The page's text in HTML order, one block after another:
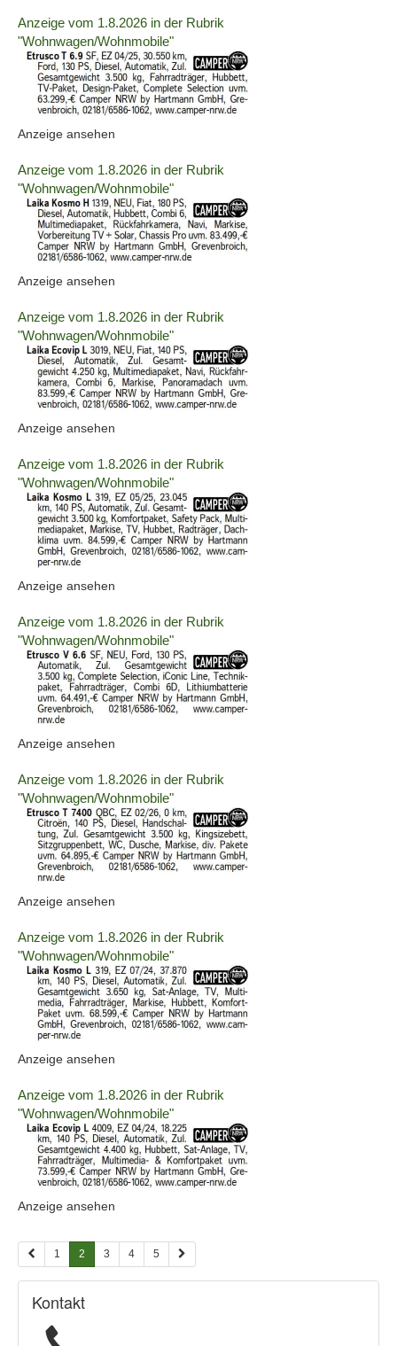
Details
der
Anzeige
2063697
anzeigen
Info:
Anzeige vom 1.8.2026 in der Rubrik
"Wohnwagen/Wohnmobile"
Anzeige ansehen
Details
der
Anzeige
2063698
anzeigen
Info:
Anzeige vom 1.8.2026 in der Rubrik
"Wohnwagen/Wohnmobile"
Anzeige ansehen
Details
der
Anzeige
2063699
anzeigen
Info:
Anzeige vom 1.8.2026 in der Rubrik
"Wohnwagen/Wohnmobile"
Anzeige ansehen
Details
der
Anzeige
2063703
anzeigen
Info:
Anzeige vom 1.8.2026 in der Rubrik
"Wohnwagen/Wohnmobile"
Anzeige ansehen
Details
der
Anzeige
2063704
anzeigen
Info:
Anzeige vom 1.8.2026 in der Rubrik
"Wohnwagen/Wohnmobile"
Anzeige ansehen
Details
der
Anzeige
2063756
anzeigen
Info:
Anzeige vom 1.8.2026 in der Rubrik
"Wohnwagen/Wohnmobile"
Anzeige ansehen
Details
der
Anzeige
2063757
anzeigen
Info:
Anzeige vom 1.8.2026 in der Rubrik
"Wohnwagen/Wohnmobile"
Anzeige ansehen
Details
der
Anzeige
2063758
anzeigen
Info:
Anzeige vom 1.8.2026 in der Rubrik
"Wohnwagen/Wohnmobile"
Anzeige ansehen
1 2 3 4 5
Kontakt